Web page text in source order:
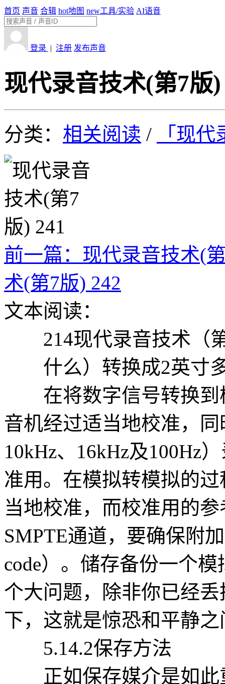
首页 声音 合辑 hot地图 new工具/实验 AI语音
登录 | 注册 发布声音
现代录音技术(第7版)
分类： 相关阅读 / 「现
前一篇：现代录音技术(
术(第7版) 242
文本阅读：
214现代录音技术（
什么）转换成2英寸多
在将数字信号转换到
音机经过适当地校准，
10kHz、16kHz及100Hz
准用。在模拟转模拟的
当地校准，而校准用的
SMPTE通道，要确保附
code）。储存备份一个
个大问题，除非你已经
下，这就是惊恐和平静
5.14.2保存方法
正如保存媒介是如此